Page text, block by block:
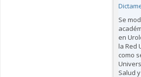
Se
en
la Red
como
Salud